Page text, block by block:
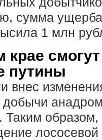
сумма
1 млн
крае
путины
внес
добычи
образом,